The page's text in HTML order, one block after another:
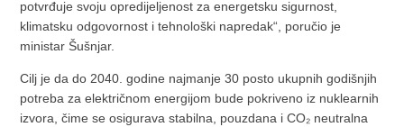
potvrđuje svoju opredijeljenost za energetsku sigurnost,
klimatsku odgovornost i tehnološki napredak“, poručio je
ministar Šušnjar.
Cilj je da do 2040. godine najmanje 30 posto ukupnih godišnjih
potreba za električnom energijom bude pokriveno iz nuklearnih
izvora, čime se osigurava stabilna, pouzdana i CO₂ neutralna